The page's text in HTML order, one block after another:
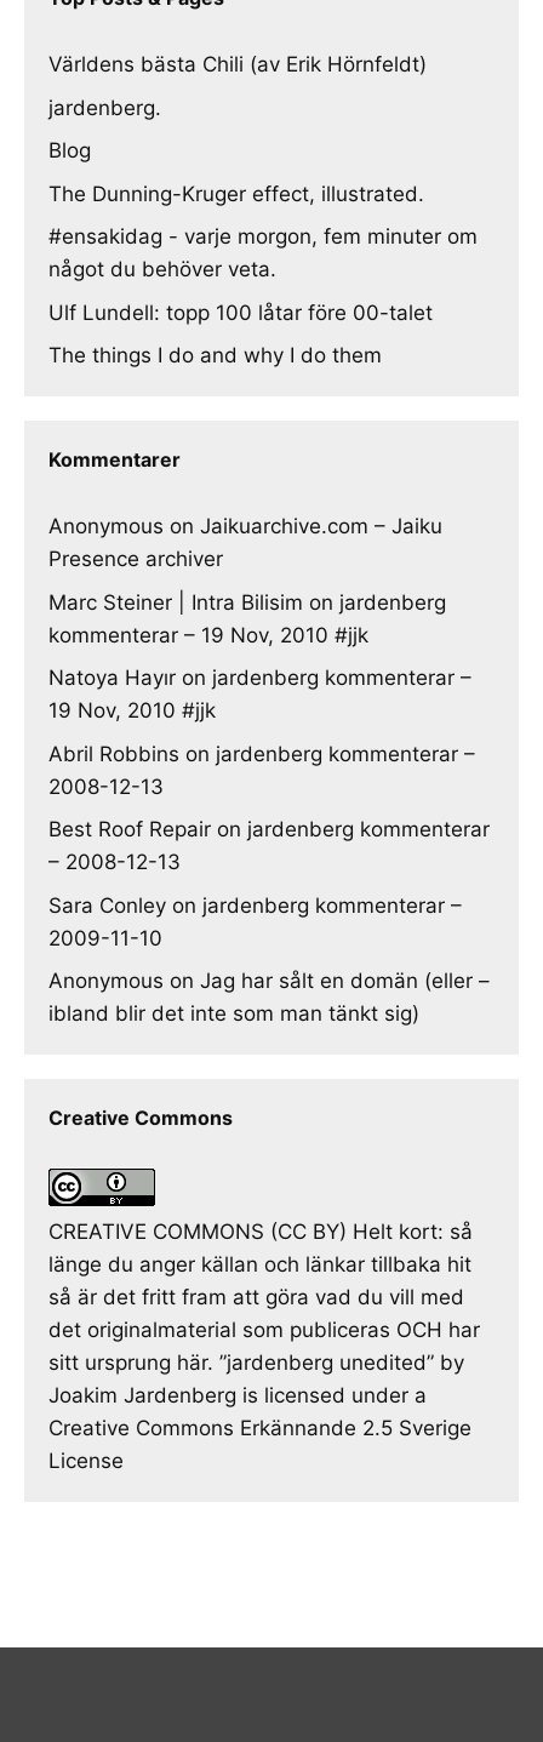
Världens bästa Chili (av Erik Hörnfeldt)
jardenberg.
Blog
The Dunning-Kruger effect, illustrated.
#ensakidag - varje morgon, fem minuter om
något du behöver veta.
Ulf Lundell: topp 100 låtar före 00-talet
The things I do and why I do them
Kommentarer
Anonymous on Jaikuarchive.com – Jaiku
Presence archiver
Marc Steiner | Intra Bilisim on jardenberg
kommenterar – 19 Nov, 2010 #jjk
Natoya Hayır on jardenberg kommenterar –
19 Nov, 2010 #jjk
Abril Robbins on jardenberg kommenterar –
2008-12-13
Best Roof Repair on jardenberg kommenterar
– 2008-12-13
Sara Conley on jardenberg kommenterar –
2009-11-10
Anonymous on Jag har sålt en domän (eller –
ibland blir det inte som man tänkt sig)
Creative Commons
CREATIVE COMMONS (CC BY) Helt kort: så
länge du anger källan och länkar tillbaka hit
så är det fritt fram att göra vad du vill med
det originalmaterial som publiceras OCH har
sitt ursprung här. ”jardenberg unedited” by
Joakim Jardenberg is licensed under a
Creative Commons Erkännande 2.5 Sverige
License